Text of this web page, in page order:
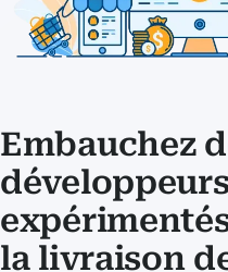
Embauchez
la livraison